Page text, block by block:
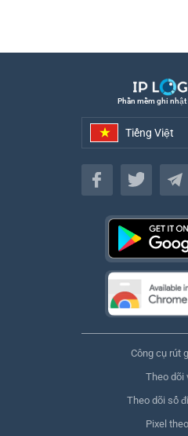
Phần mềm ghi nhật
Tiếng Việt
Tiếng Việt
Công cụ rút
Theo dõi
Theo dõi số
Pixel